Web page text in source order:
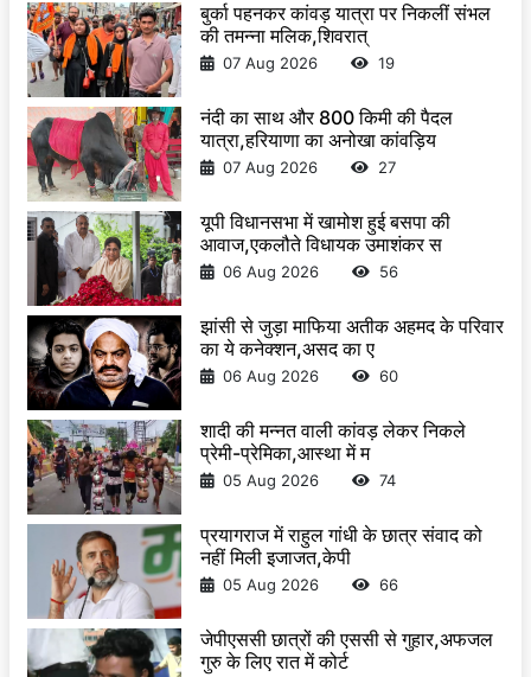
बुर्का पहनकर कांवड़ यात्रा पर निकलीं संभल
की तमन्ना मलिक,शिवरात्
07 Aug 2026 19
नंदी का साथ और 800 किमी की पैदल
यात्रा,हरियाणा का अनोखा कांवड़िय
07 Aug 2026 27
यूपी विधानसभा में खामोश हुई बसपा की
आवाज,एकलौते विधायक उमाशंकर स
06 Aug 2026 56
झांसी से जुड़ा माफिया अतीक अहमद के परिवार
का ये कनेक्शन,असद का ए
06 Aug 2026 60
शादी की मन्नत वाली कांवड़ लेकर निकले
प्रेमी-प्रेमिका,आस्था में म
05 Aug 2026 74
प्रयागराज में राहुल गांधी के छात्र संवाद को
नहीं मिली इजाजत,केपी
05 Aug 2026 66
जेपीएससी छात्रों की एससी से गुहार,अफजल
गुरु के लिए रात में कोर्ट